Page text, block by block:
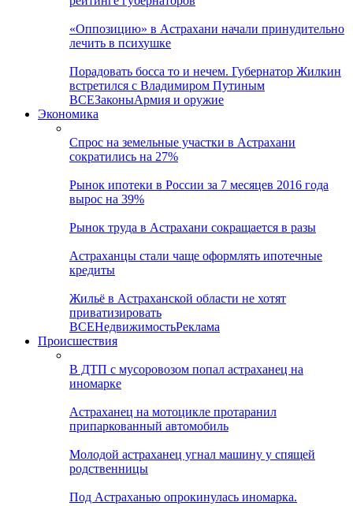
«Оппозицию» в Астрахани начали принудительно
лечить в психушке
Порадовать босса то и нечем. Губернатор Жилкин
встретился с Владимиром Путиным
ВСЕЗаконыАрмия и оружие
Экономика
Спрос на земельные участки в Астрахани
сократились на 27%
Рынок ипотеки в России за 7 месяцев 2016 года
вырос на 39%
Рынок труда в Астрахани сокращается в разы
Астраханцы стали чаще оформлять ипотечные
кредиты
Жильё в Астраханской области не хотят
приватизировать
ВСЕНедвижимостьРеклама
Происшествия
В ДТП с мусоровозом попал астраханец на
иномарке
Астраханец на мотоцикле протаранил
припаркованный автомобиль
Молодой астраханец угнал машину у спящей
родственницы
Под Астраханью опрокинулась иномарка.